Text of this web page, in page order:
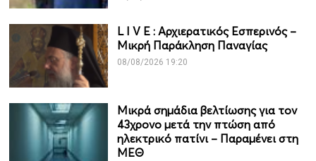
L I V Ε : Αρχιερατικός Εσπερινός –
Μικρή Παράκληση Παναγίας
08/08/2026 19:20
Μικρά σημάδια βελτίωσης για τον
43χρονο μετά την πτώση από
ηλεκτρικό πατίνι – Παραμένει στη
ΜΕΘ